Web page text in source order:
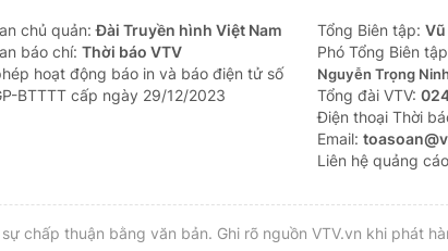
chủ quản:Đài Truyền hình Việt Nam
báo chí: Thời báo VTV
hoạt động báo in và báo điện tử số
BTTTT cấp ngày 29/12/2023
Tổng Biên tập:
Phó Tổng Biên
Nguyễn Trọng Ninh
Tổng đài VTV:
Ðiện thoại Thời
Email:
Liên hệ quảng
chấp thuận bằng văn bản. Ghi rõ nguồn VTV.vn khi phát